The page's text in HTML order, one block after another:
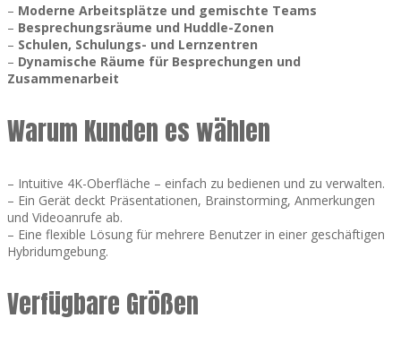
– Moderne Arbeitsplätze und gemischte Teams
– Besprechungsräume und Huddle-Zonen
– Schulen, Schulungs- und Lernzentren
– Dynamische Räume für Besprechungen und
Zusammenarbeit
Warum Kunden es wählen
– Intuitive 4K-Oberfläche – einfach zu bedienen und zu verwalten.
– Ein Gerät deckt Präsentationen, Brainstorming, Anmerkungen
und Videoanrufe ab.
– Eine flexible Lösung für mehrere Benutzer in einer geschäftigen
Hybridumgebung.
Verfügbare Größen